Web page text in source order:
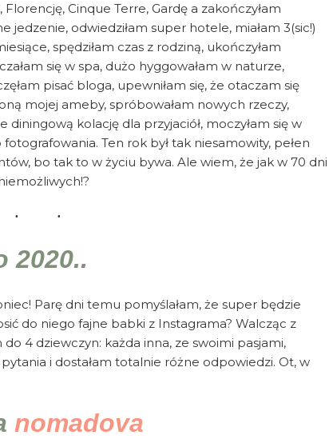
Cinque Terre, Gardę a zakończyłam
odwiedziłam super hotele, miałam 3(sic!)
spędziłam czas z rodziną, ukończyłam
się w spa, dużo hyggowałam w naturze,
pisać bloga, upewniłam się, że otaczam się
mojej ameby, spróbowałam nowych rzeczy,
kolację dla przyjaciół, moczyłam się w
Ten rok był tak niesamowity, pełen
bo tak to w życiu bywa. Ale wiem, że jak w 70 dni
2020..
Parę dni temu pomyślałam, że super będzie
do niego fajne babki z Instagrama? Walcząc z
4 dziewczyn: każda inna, ze swoimi pasjami,
i dostałam totalnie różne odpowiedzi. Ot, w
nomadova